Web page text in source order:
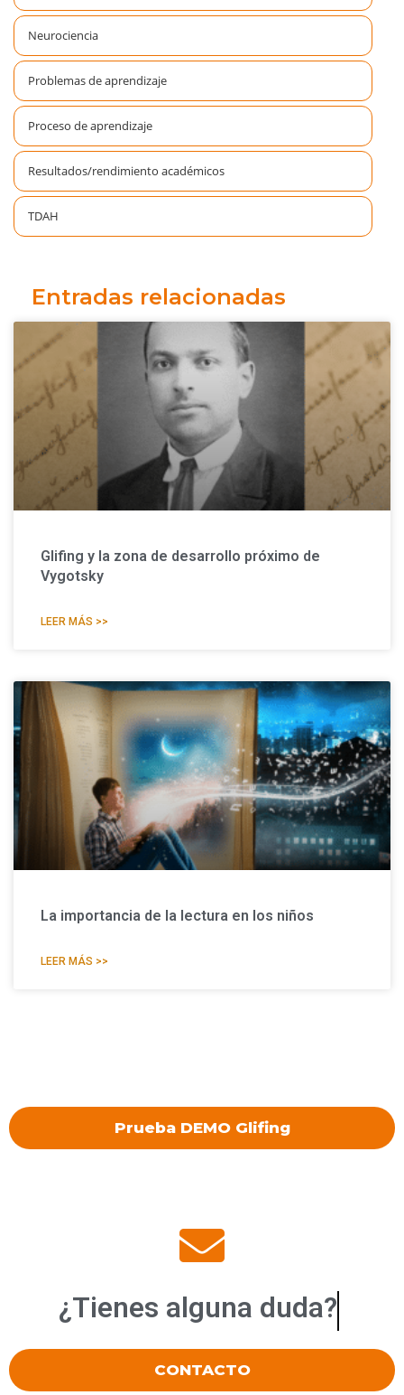
Neurociencia
Problemas de aprendizaje
Proceso de aprendizaje
Resultados/rendimiento académicos
TDAH
Entradas relacionadas
Glifing y la zona de desarrollo próximo de
Vygotsky
LEER MÁS >>
La importancia de la lectura en los niños
LEER MÁS >>
Prueba DEMO Glifing
¿Tienes alguna duda?
CONTACTO